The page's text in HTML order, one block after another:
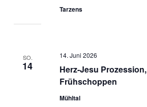
Tarzens
SO.
14
Herz-Jesu Prozession,
Frühschoppen
14. Juni 2026
Mühltal